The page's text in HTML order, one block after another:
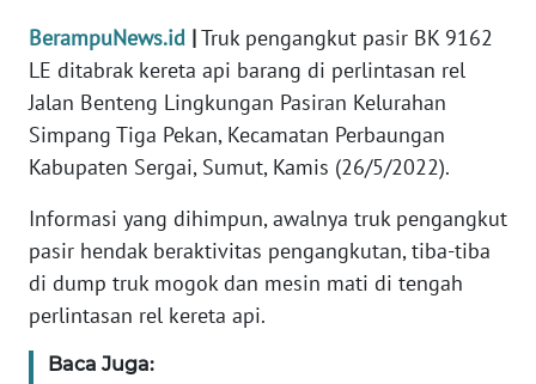
BerampuNews.id |Truk pengangkut pasir BK 9162
LE ditabrak kereta api barang di perlintasan rel
Jalan Benteng Lingkungan Pasiran Kelurahan
Simpang Tiga Pekan, Kecamatan Perbaungan
Kabupaten Sergai, Sumut, Kamis (26/5/2022).
Informasi yang dihimpun, awalnya truk pengangkut
pasir hendak beraktivitas pengangkutan, tiba-tiba
di dump truk mogok dan mesin mati di tengah
perlintasan rel kereta api.
Baca Juga:
SIBER
REDAKSI
KARIR
DISCLAIMER
Wahana
News
Regional